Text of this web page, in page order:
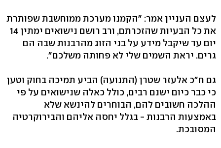
לעצם העניין אמר: "הקמנו מערכת ממוחשבת שפותרת
את כל הבעיות שהזכרתם, ורב רושם נישואים ימתין 14
יום עד שיקבל מידע על בני הזוג מהרבנות שבה הם
גרים. יראת השמים שלי לא פחותה משלכם".
גם ח"כ אלעזר שטרן (התנועה) הביע תמיכה בחוק וטען
כי כבר כיום ישנם רבים, כולל כאלה שנישואים על פי
ההלכה חשובים להם, הבוחרים להינשא שלא
באמצעות הרבנות - בגלל יחסה אליהם והבירוקרטיה
המסובכת.